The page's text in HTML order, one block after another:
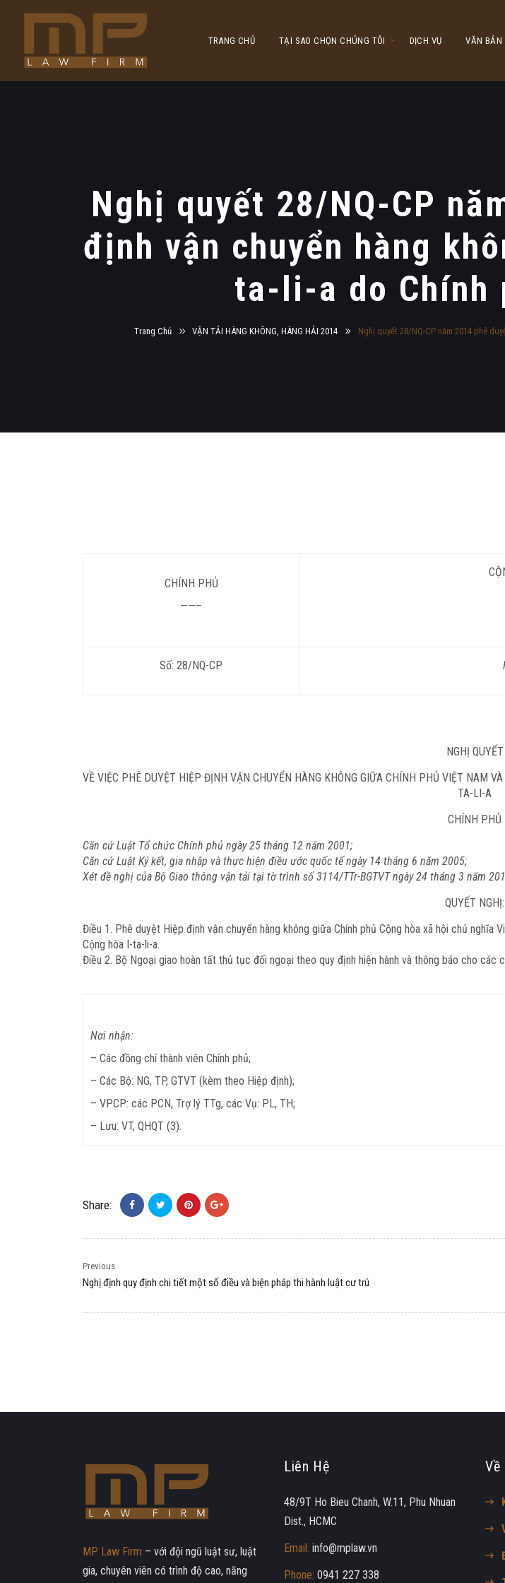
TRANG CHỦ TẠI SAO CHỌN CHÚNG TÔI DỊCH VỤ VĂN BẢN
Nghị quyết 28/NQ-CP
định vận chuyển hàng
ta-li-a do Chính
Trang Chủ VẬN TẢI HÀNG KHÔNG, HÀNG HẢI 2014 Nghị quyết 28/NQ-CP năm 2014 phê
CHÍNH PHỦ
——–
Số: 28/NQ-CP
NGHỊ QUYẾT
VỀ VIỆC PHÊ DUYỆT HIỆP ĐỊNH VẬN CHUYỂN HÀNG KHÔNG GIỮA CHÍNH PHỦ VIỆT NAM
TA-LI-A
CHÍNH PHỦ
Căn cứ Luật Tổ chức Chính phủ ngày 25 tháng 12 năm 2001;
Căn cứ Luật Ký kết, gia nhập và thực hiện điều ước quốc tế ngày 14 tháng 6 năm 2005;
Xét đề nghị của Bộ Giao thông vận tải tại tờ trình số3114/TTr-BGTVTngày 24 tháng 3 năm
QUYẾT NGHỊ:
Điều 1. Phê duyệt Hiệp định vận chuyển hàng không giữa Chính phủ Cộng hòa xã hội chủ
Cộng hòa I-ta-li-a.
Điều 2. Bộ Ngoại giao hoàn tất thủ tục đối ngoại theo quy định hiện hành và thông báo cho
Nơi nhận:
– Các đồng chí thành viên Chính phủ;
– Các Bộ: NG, TP, GTVT (kèm theo Hiệp định);
– VPCP: các PCN, Trợ lý TTg, các Vụ: PL, TH;
– Lưu: VT, QHQT (3).
Share:
Previous
Nghị định quy định chi tiết một số điều và biện pháp thi hành luật cư trú
MP Law Firm – với đội ngũ luật sư, luật
gia, chuyên viên có trình độ cao, năng
Liên Hệ
48/9T Ho Bieu Chanh, W.11, Phu Nhuan
Dist., HCMC
Email: info@mplaw.vn
Phone: 0941 227 338
Về